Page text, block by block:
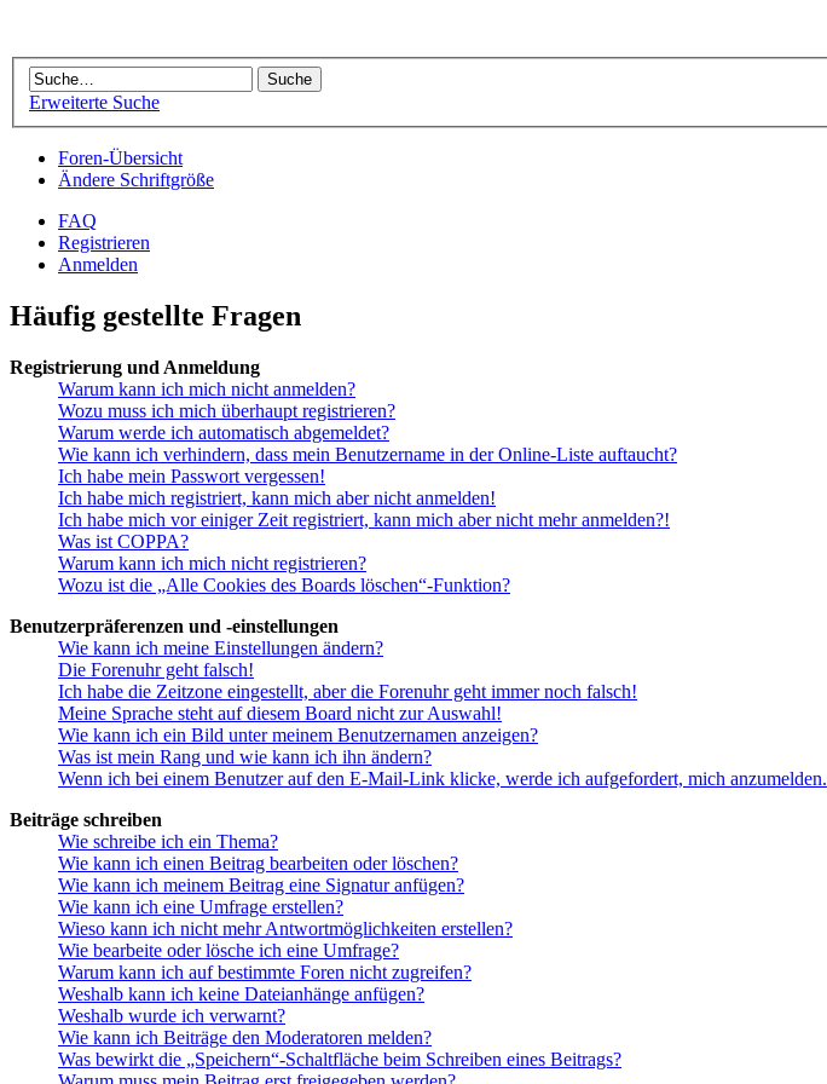
Erweiterte Suche
Foren-Übersicht
Ändere Schriftgröße
FAQ
Registrieren
Anmelden
Häufig gestellte Fragen
Registrierung und Anmeldung
Warum kann ich mich nicht anmelden?
Wozu muss ich mich überhaupt registrieren?
Warum werde ich automatisch abgemeldet?
Wie kann ich verhindern, dass mein Benutzername in der Online-Liste auftaucht?
Ich habe mein Passwort vergessen!
Ich habe mich registriert, kann mich aber nicht anmelden!
Ich habe mich vor einiger Zeit registriert, kann mich aber nicht mehr anmelden?!
Was ist COPPA?
Warum kann ich mich nicht registrieren?
Wozu ist die „Alle Cookies des Boards löschen“-Funktion?
Benutzerpräferenzen und -einstellungen
Wie kann ich meine Einstellungen ändern?
Die Forenuhr geht falsch!
Ich habe die Zeitzone eingestellt, aber die Forenuhr geht immer noch falsch!
Meine Sprache steht auf diesem Board nicht zur Auswahl!
Wie kann ich ein Bild unter meinem Benutzernamen anzeigen?
Was ist mein Rang und wie kann ich ihn ändern?
Wenn ich bei einem Benutzer auf den E-Mail-Link klicke, werde ich aufgefordert, mich anzumelden.
Beiträge schreiben
Wie schreibe ich ein Thema?
Wie kann ich einen Beitrag bearbeiten oder löschen?
Wie kann ich meinem Beitrag eine Signatur anfügen?
Wie kann ich eine Umfrage erstellen?
Wieso kann ich nicht mehr Antwortmöglichkeiten erstellen?
Wie bearbeite oder lösche ich eine Umfrage?
Warum kann ich auf bestimmte Foren nicht zugreifen?
Weshalb kann ich keine Dateianhänge anfügen?
Weshalb wurde ich verwarnt?
Wie kann ich Beiträge den Moderatoren melden?
Was bewirkt die „Speichern“-Schaltfläche beim Schreiben eines Beitrags?